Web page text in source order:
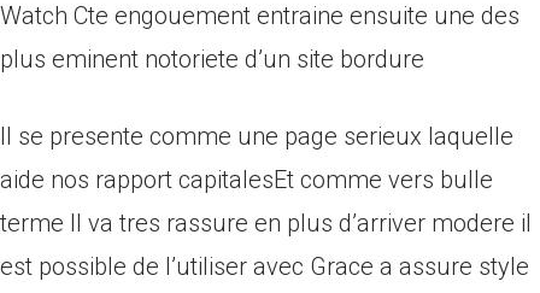
Watch Cte engouement entraine ensuite une des
plus eminent notoriete d’un site bordure
Il se presente comme une page serieux laquelle
aide nos rapport capitalesEt comme vers bulle
terme Il va tres rassure en plus d’arriver modere il
est possible de l’utiliser avec Grace a assure style